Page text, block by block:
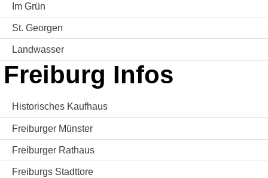
Im Grün
St. Georgen
Landwasser
Freiburg Infos
Historisches Kaufhaus
Freiburger Münster
Freiburger Rathaus
Freiburgs Stadttore